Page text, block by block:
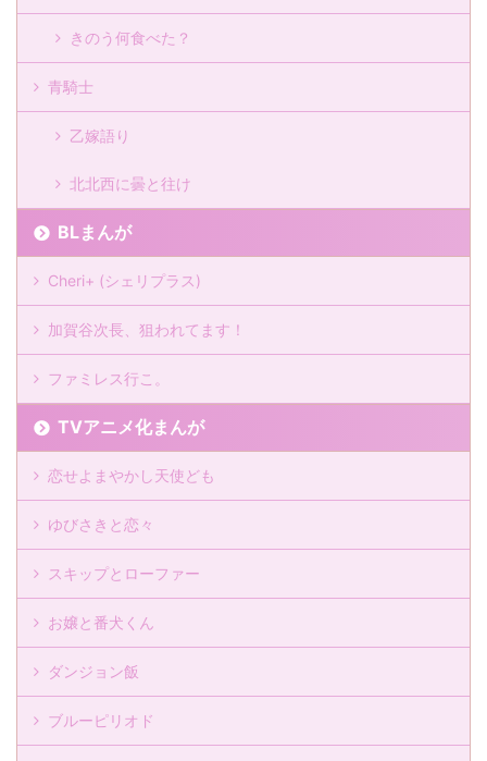
きのう何食べた？
青騎士
乙嫁語り
北北西に曇と往け
BLまんが
Cheri+ (シェリプラス)
加賀谷次長、狙われてます！
ファミレス行こ。
TVアニメ化まんが
恋せよまやかし天使ども
ゆびさきと恋々
スキップとローファー
お嬢と番犬くん
ダンジョン飯
ブルーピリオド